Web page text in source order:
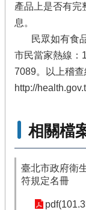
產品上是否有完
息。
民眾如有食品
市民當家熱線：
7089。以上稽
http://
相關檔
臺北市政府衛
符規定名冊